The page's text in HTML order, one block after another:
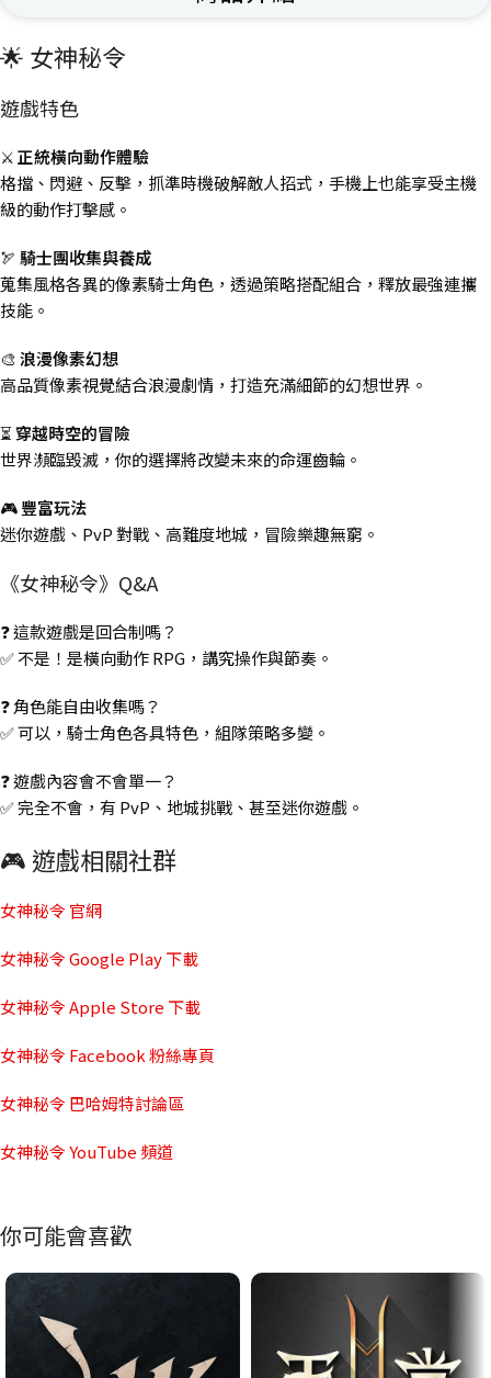
🌟 女神秘令
遊戲特色
⚔️正統橫向動作體驗
格擋、閃避、反擊，抓準時機破解敵人招式，手機上也能享受主機
級的動作打擊感。
🏹 騎士團收集與養成
蒐集風格各異的像素騎士角色，透過策略搭配組合，釋放最強連攜
技能。
🎨浪漫像素幻想
高品質像素視覺結合浪漫劇情，打造充滿細節的幻想世界。
⏳ 穿越時空的冒險
世界瀕臨毀滅，你的選擇將改變未來的命運齒輪。
🎮豐富玩法
迷你遊戲、PvP 對戰、高難度地城，冒險樂趣無窮。
《女神秘令》Q&A
❓ 這款遊戲是回合制嗎？
✅ 不是！是橫向動作 RPG，講究操作與節奏。
❓ 角色能自由收集嗎？
✅ 可以，騎士角色各具特色，組隊策略多變。
❓ 遊戲內容會不會單一？
✅ 完全不會，有 PvP、地城挑戰、甚至迷你遊戲。
🎮 遊戲相關社群
女神秘令 官網
女神秘令 Google Play 下載
女神秘令 Apple Store 下載
女神秘令 Facebook 粉絲專頁
女神秘令 巴哈姆特討論區
女神秘令 YouTube 頻道
你可能會喜歡